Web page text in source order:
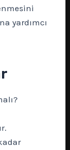
yardımcı